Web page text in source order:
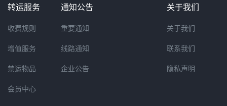
转运服务
收费规则
增值服务
禁运物品
会员中心
通知公告
重要通知
线路通知
企业公告
关于我们
关于我们
联系我们
隐私声明